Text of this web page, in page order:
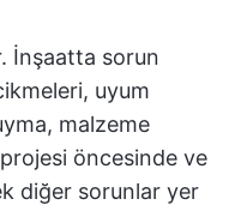
İnşaatta sorun
uyum
malzeme
öncesinde ve
diğer sorunlar yer